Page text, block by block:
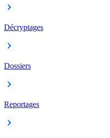
Décryptages
Dossiers
Reportages